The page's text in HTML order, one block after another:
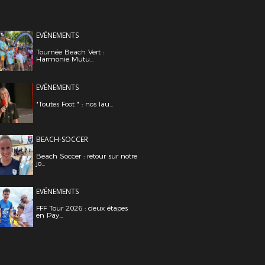
EVÉNEMENTS
Tournée Beach Vert :
Harmonie Mutu...
EVÉNEMENTS
"Toutes Foot " : nos lau...
BEACH-SOCCER
Beach Soccer : retour sur notre
jo...
EVÉNEMENTS
FFF Tour 2026 : deux étapes
en Pay...